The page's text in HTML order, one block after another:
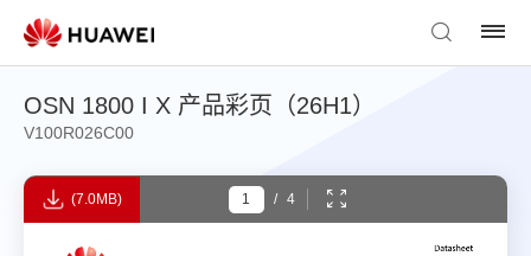
OSN 1800 I X 产品彩页（26H1）
V100R026C00
(7.0MB) / 4